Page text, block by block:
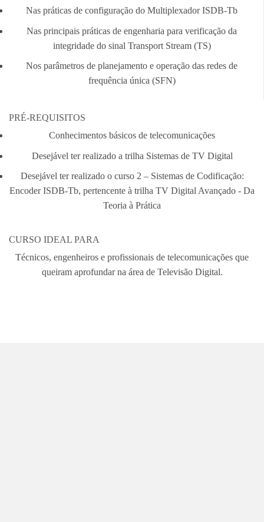
Nas práticas de configuração do Multiplexador ISDB-Tb
Nas principais práticas de engenharia para verificação da
integridade do sinal Transport Stream (TS)
Nos parâmetros de planejamento e operação das redes de
frequência única (SFN)
PRÉ-REQUISITOS
Conhecimentos básicos de telecomunicações
Desejável ter realizado a trilha Sistemas de TV Digital
Desejável ter realizado o curso 2 – Sistemas de Codificação:
Encoder ISDB-Tb, pertencente à trilha TV Digital Avançado - Da
Teoria à Prática
CURSO IDEAL PARA
Técnicos, engenheiros e profissionais de telecomunicações que
queiram aprofundar na área de Televisão Digital.